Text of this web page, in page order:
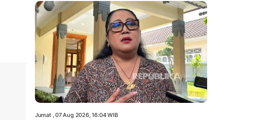
Jumat , 07 Aug 2026, 16:04 WIB